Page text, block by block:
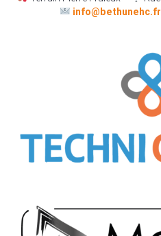
info@bethunehc.fr